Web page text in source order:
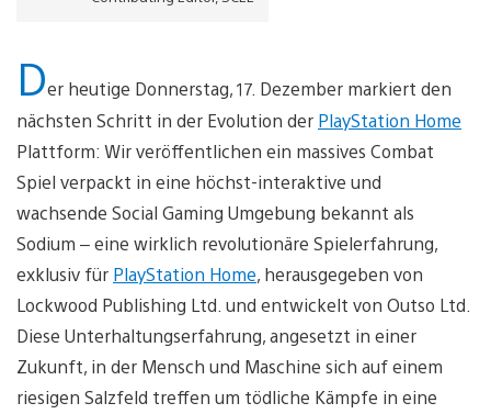
Der heutige Donnerstag, 17. Dezember markiert den
nächsten Schritt in der Evolution der PlayStation Home
Plattform: Wir veröffentlichen ein massives Combat
Spiel verpackt in eine höchst-interaktive und
wachsende Social Gaming Umgebung bekannt als
Sodium – eine wirklich revolutionäre Spielerfahrung,
exklusiv für PlayStation Home, herausgegeben von
Lockwood Publishing Ltd. und entwickelt von Outso Ltd.
Diese Unterhaltungserfahrung, angesetzt in einer
Zukunft, in der Mensch und Maschine sich auf einem
riesigen Salzfeld treffen um tödliche Kämpfe in eine